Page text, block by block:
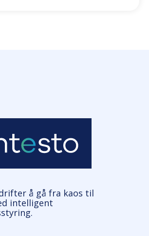
å gå fra kaos til
intelligent